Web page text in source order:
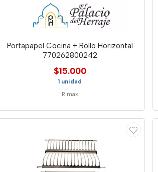
Portapapel Cocina + Rollo Horizontal
770262800242
$15.000
1 unidad
Rimax